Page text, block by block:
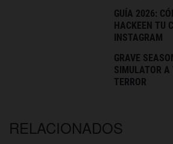
GUÍA 2026:
HACKEEN TU
INSTAGRAM
GRAVE
SIMULATOR A
TERROR
RELACIONADOS